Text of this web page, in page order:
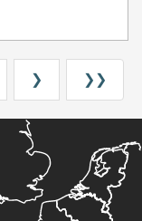
❯ ❯❯